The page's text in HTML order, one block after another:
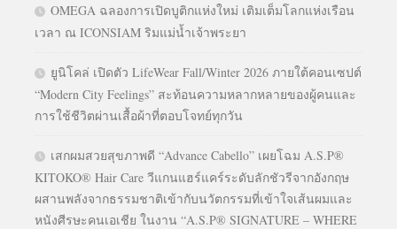
OMEGA ฉลองการเปิดบูติกแห่งใหม่ เติมเต็มโลกแห่งเรือน
เวลา ณ ICONSIAM ริมแม่น้ำเจ้าพระยา
ยูนิโคล่ เปิดตัว LifeWear Fall/Winter 2026 ภายใต้คอนเซปต์
“Modern City Feelings” สะท้อนความหลากหลายของผู้คนและ
การใช้ชีวิตผ่านเสื้อผ้าที่ตอบโจทย์ทุกวัน
เสกผมสวยสุขภาพดี “Advance Cabello” เผยโฉม A.S.P®
KITOKO® Hair Care วีแกนแฮร์แคร์ระดับลักชัวรีจากอังกฤษ
ผสานพลังจากธรรมชาติเข้ากับนวัตกรรมที่เข้าใจเส้นผมและ
หนังศีรษะคนเอเชีย ในงาน “A.S.P® SIGNATURE – WHERE